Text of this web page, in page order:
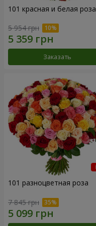
101 красная и белая роза
5 954 грн
Заказать
101 разноцветная роза
7 845 грн